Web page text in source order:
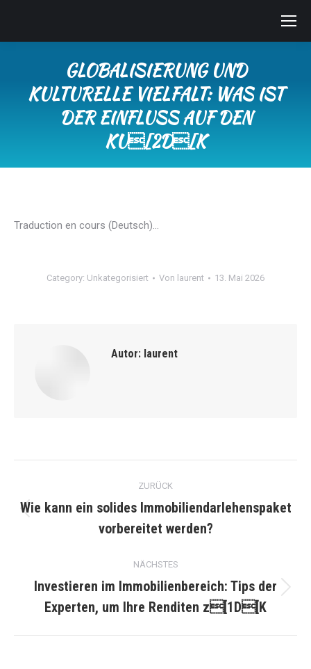
GLOBALISIERUNG UND
KULTURELLE VIELFALT: WAS IST
DER EINFLUSS AUF DEN
KU[2D[K
Traduction en cours (Deutsch)…
Category: Unkategorisiert Von laurent 13. Mai 2026
Autor: laurent
Kommentarnavigation
ZURÜCK
Beitrag:
Wie kann ein solides Immobiliendarlehenspaket
vorbereitet werden?
NÄCHSTES
Beitrag:
Investieren im Immobilienbereich: Tips der
Experten, um Ihre Renditen z[1D[K